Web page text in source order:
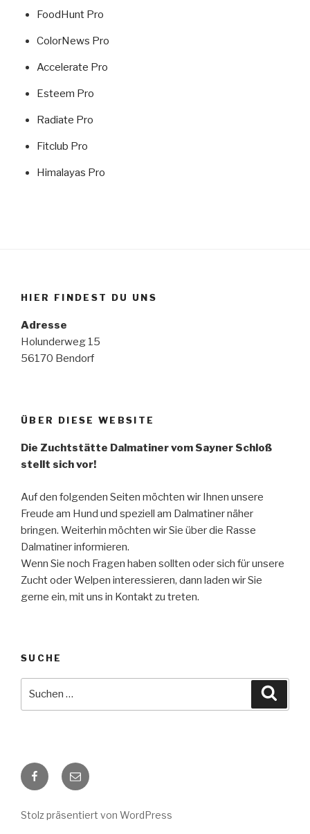
FoodHunt Pro
ColorNews Pro
Accelerate Pro
Esteem Pro
Radiate Pro
Fitclub Pro
Himalayas Pro
HIER FINDEST DU UNS
Adresse
Holunderweg 15
56170 Bendorf
ÜBER DIESE WEBSITE
Die Zuchtstätte Dalmatiner vom Sayner Schloß
stellt sich vor!
Auf den folgenden Seiten möchten wir Ihnen unsere
Freude am Hund und speziell am Dalmatiner näher
bringen. Weiterhin möchten wir Sie über die Rasse
Dalmatiner informieren.
Wenn Sie noch Fragen haben sollten oder sich für unsere
Zucht oder Welpen interessieren, dann laden wir Sie
gerne ein, mit uns in Kontakt zu treten.
SUCHE
Facebook
E-
Mail
Stolz präsentiert von WordPress